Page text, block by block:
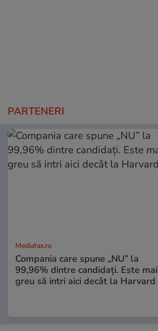
PARTENERI
Mediafax.ro
Compania care spune „NU” la
99,96% dintre candidați. Este mai
greu să intri aici decât la Harvard